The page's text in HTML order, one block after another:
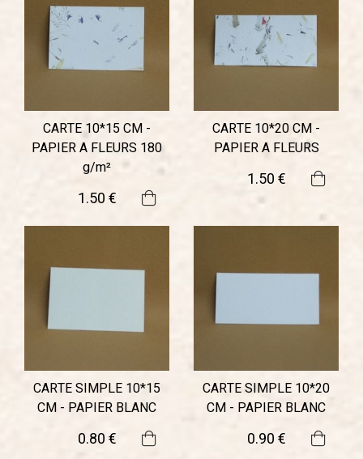
CARTE 10*15 CM -
PAPIER A FLEURS 180
g/m²
1.50€
CARTE 10*20 CM -
PAPIER A FLEURS
1.50€
CARTE SIMPLE 10*15
CM - PAPIER BLANC
0.80€
CARTE SIMPLE 10*20
CM - PAPIER BLANC
0.90€